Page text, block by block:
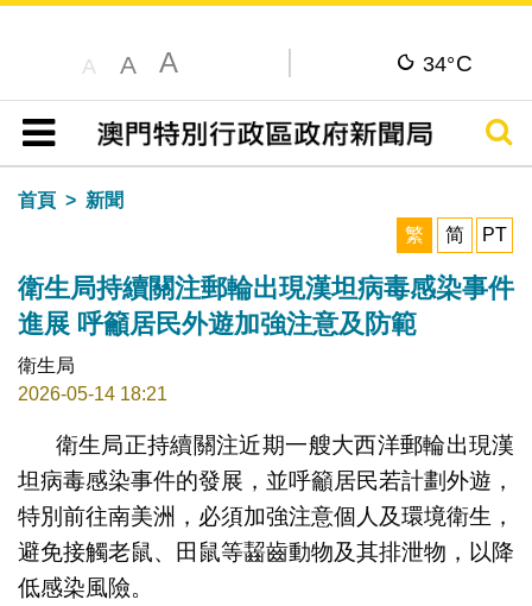
A A A 34°C
目錄
搜尋
首頁
新聞
繁
简 PT
衛生局持續關注郵輪出現漢坦病毒感染事件
進展 呼籲居民外遊加強注意及防範
衛生局
2026-05-14 18:21
衛生局正持續關注近期一艘大西洋郵輪出現漢
坦病毒感染事件的發展，並呼籲居民若計劃外遊，
特別前往南美洲，必須加強注意個人及環境衛生，
避免接觸老鼠、田鼠等齧齒動物及其排泄物，以降
低感染風險。